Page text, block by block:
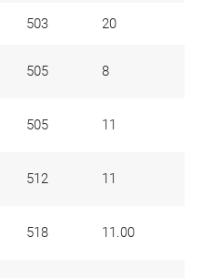
503 20
505 8
505 11
512 11
518 11.00